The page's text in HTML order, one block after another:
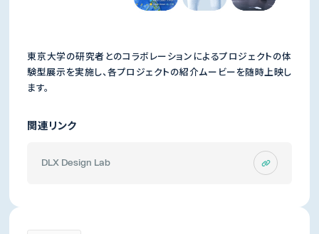
東京大学の研究者とのコラボレーションによるプロジェクトの体
験型展示を実施し、各プロジェクトの紹介ムービーを随時上映し
ます。
関連リンク
DLX Design Lab